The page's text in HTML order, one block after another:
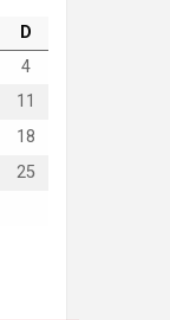
D
4
11
18
25